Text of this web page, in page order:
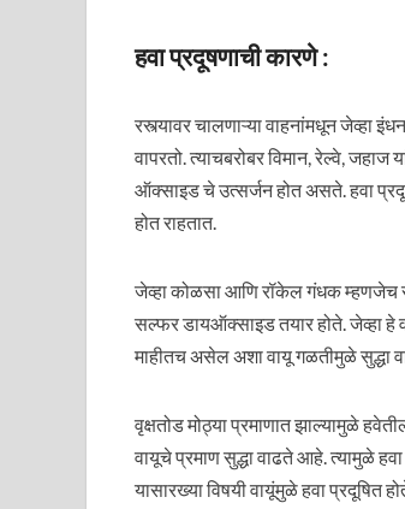
हवा प्रदूषणाची कारणे :
रस्त्यावर चालणाऱ्या वाहनांमधून जेव्हा
वापरतो. त्याचबरोबर विमान, रेल्वे,
ऑक्साइड चे उत्सर्जन होत असते. हवा
होत राहतात.
जेव्हा कोळसा आणि रॉकेल गंधक म्हणजेच
सल्फर डायऑक्साइड तयार होते. जेव्हा हे
माहीतच असेल अशा वायू गळतीमुळे सुद्धा
वृक्षतोड मोठ्या प्रमाणात झाल्यामुळे
वायूचे प्रमाण सुद्धा वाढते आहे. त्यामुळे
यासारख्या विषयी वायूंमुळे हवा प्रदूषित